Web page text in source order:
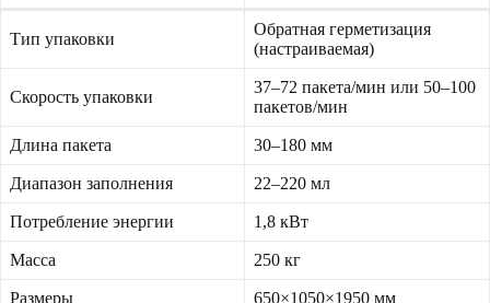
Тип упаковки
Обратная герметизация
(настраиваемая)
Скорость упаковки
37–72 пакета/мин или 50–100
пакетов/мин
Длина пакета 30–180 мм
Диапазон заполнения 22–220 мл
Потребление энергии 1,8 кВт
Масса 250 кг
Размеры 650×1050×1950 мм